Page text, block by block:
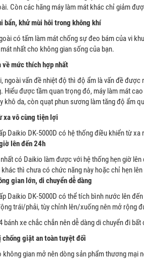
Còn các hãng máy làm mát khác chỉ giảm
bẩn, khử mùi hôi trong không khí
có tấm làm mát chống sự đeo bám của vi
nhất cho không gian sống của bạn.
về mức thích hợp nhất
ngoài vấn đề nhiệt độ thì độ ẩm là vấn đề
Hiểu được tầm quan trọng đó, máy làm mát
khô da, còn quạt phun sương làm tăng độ ẩm
xa vô cùng tiện lợi
Daikio DK-5000D có hệ thống điều khiển từ
lên đến 24h
có Daikio làm được với hệ thống hẹn giờ
thì chưa có chức năng này hoặc chỉ hẹn
gian lớn, di chuyển dễ dàng
Daikio DK-5000D có thể tích bình nước lên
trái/phải, tùy chỉnh lên/xuống nên mở rộng
bánh xe chắc chắn nên dễ dàng di chuyển đi
giật an toàn tuyệt đối
không gian mở nên dòng sản phẩm thương